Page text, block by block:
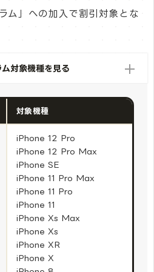
ム」への加入で割引対象とな
対象機種を見る
対象機種
iPhone 12 Pro
iPhone 12 Pro Max
iPhone SE
iPhone 11 Pro Max
iPhone 11 Pro
iPhone 11
iPhone Xs Max
iPhone Xs
iPhone XR
iPhone X